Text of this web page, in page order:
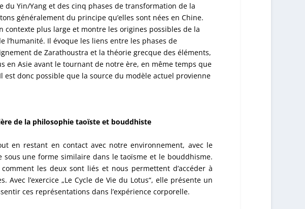
du Yin/Yang et des cinq phases de transformation de la
généralement du principe qu’elles sont nées en Chine.
contexte plus large et montre les origines possibles de la
l’humanité. Il évoque les liens entre les phases de
de Zarathoustra et la théorie grecque des éléments,
en Asie avant le tournant de notre ère, en même temps que
est donc possible que la source du modèle actuel provienne
de la philosophie taoïste et bouddhiste
en restant en contact avec notre environnement, avec le
sous une forme similaire dans le taoïsme et le bouddhisme.
les deux sont liés et nous permettent d’accéder à
Avec l’exercice „Le Cycle de Vie du Lotus“, elle présente un
ces représentations dans l’expérience corporelle.